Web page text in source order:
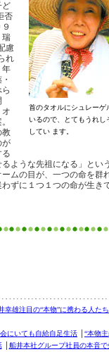
首のタオルにシュレーゲ
いるので、とてもうれし
してい ます。
ど
否
瑞
慮
れ
年
オ
教
が
ような先祖になる」とい
ムの目が、一つの命を群
ずに１つ１つの命が生き
幸雄注目の“本物”に携わる人たち
にいても自給自足生活 “本物
│ 船井本社グループ社員の本音で